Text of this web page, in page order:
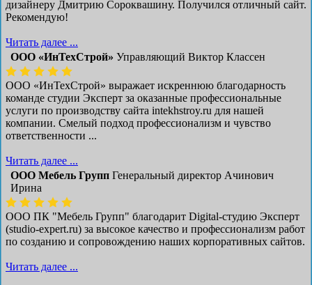
дизайнеру Дмитрию Сороквашину. Получился отличный сайт.
Рекомендую!
Читать далее ...
ООО «ИнТехСтрой» Управляющий Виктор Классен
ООО «ИнТехСтрой» выражает искреннюю благодарность
команде студии Эксперт за оказанные профессиональные
услуги по производству сайта intekhstroy.ru для нашей
компании. Смелый подход профессионализм и чувство
ответственности ...
Читать далее ...
ООО Мебель Групп Генеральный директор Ачинович
Ирина
ООО ПК "Мебель Групп" благодарит Digital-студию Эксперт
(studio-expert.ru) за высокое качество и профессионализм работ
по созданию и сопровождению наших корпоративных сайтов.
Читать далее ...